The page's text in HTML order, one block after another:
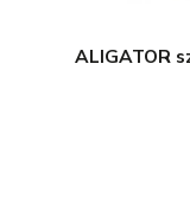
ALIGATOR